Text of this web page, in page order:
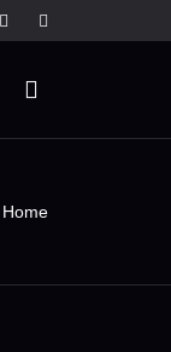
Home